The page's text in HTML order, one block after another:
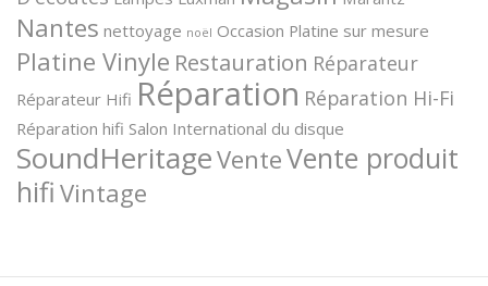
Nantes nettoyage noël Occasion Platine sur mesure
Platine Vinyle Restauration Réparateur
Réparateur Hifi Réparation Réparation Hi-Fi
Réparation hifi Salon International du disque
SoundHeritageVenteVente produit
hifi Vintage